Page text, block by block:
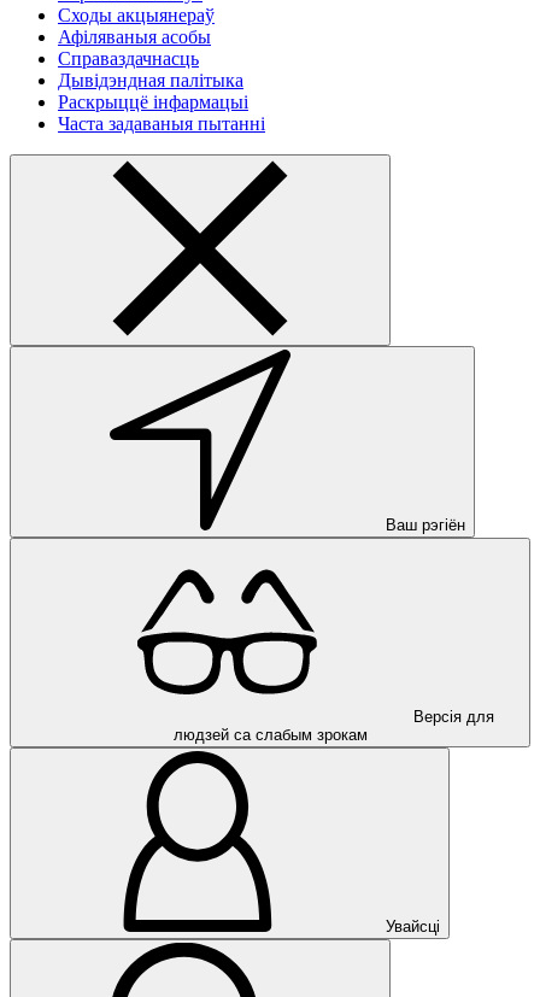
Сходы акцыянераў
Афіляваныя асобы
Справаздачнасць
Дывідэндная палітыка
Раскрыццё інфармацыі
Часта задаваныя пытанні
Ваш рэгіён
Версія для
людзей са слабым зрокам
Увайсці